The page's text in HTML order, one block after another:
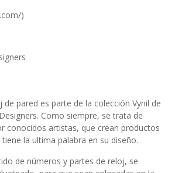
)
pared es parte de la colección Vynil de
Como siempre, se trata de
conocidos artistas, que crean productos
la ultima palabra en su diseño.
de números y partes de reloj, se